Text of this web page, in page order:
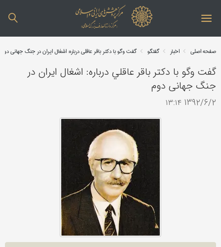
صفحه اصلی اخبار گفتگو گفت وگو با دکتر باقر عاقلي درباره: اشغال ايران در جنگ جهانی دوم
گفت وگو با دکتر باقر عاقلي درباره: اشغال ايران در
جنگ جهانی دوم
1392/6/2 ۱۳:۱۴